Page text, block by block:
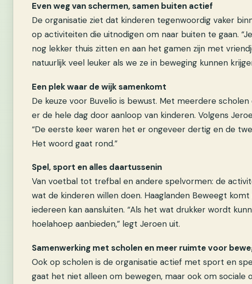
Even weg van schermen, samen buiten actief
De organisatie ziet dat kinderen tegenwoordig vaker
op activiteiten die uitnodigen om naar buiten te gaan.
nog lekker thuis zitten en aan het gamen zijn met
natuurlijk veel leuker als we ze in beweging kunnen
Een plek waar de wijk samenkomt
De keuze voor Buvelio is bewust. Met meerdere
er de hele dag door aanloop van kinderen. Volgens
“De eerste keer waren het er ongeveer dertig en de
Het woord gaat rond.”
Spel, sport en alles daartussenin
Van voetbal tot trefbal en andere spelvormen: de
wat de kinderen willen doen. Haaglanden Beweegt
iedereen kan aansluiten. “Als het wat drukker wordt
hoelahoep aanbieden,” legt Jeroen uit.
Samenwerking met scholen en meer ruimte voor
Ook op scholen is de organisatie actief met sport en
gaat het niet alleen om bewegen, maar ook om sociale